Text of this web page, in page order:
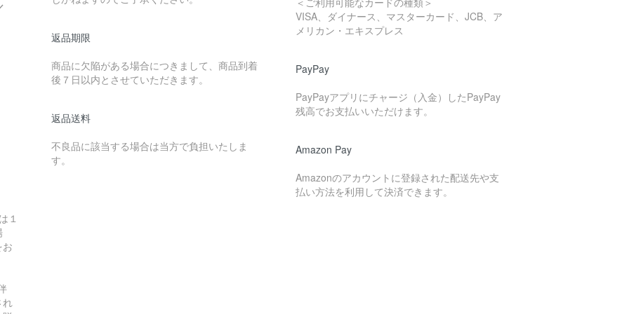
１
れ
返品期限
商品に欠陥がある場合につきまして、商品到着
後７日以内とさせていただきます。
返品送料
不良品に該当する場合は当方で負担いたしま
す。
VISA、ダイナース、マスターカード、JCB、ア
メリカン・エキスプレス
PayPay
PayPayアプリにチャージ（入金）したPayPay
残高でお支払いいただけます。
Amazon Pay
Amazonのアカウントに登録された配送先や支
払い方法を利用して決済できます。